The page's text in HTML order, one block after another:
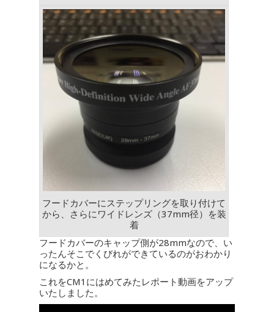
フードカバーにステップリングを取り付けて
から、さらにワイドレンズ（37mm径）を装
着
フードカバーのキャップ側が28mmなので、い
ったんそこでくびれができているのがおわかり
になるかと。
これをCM1にはめてみたレポート動画をアップ
いたしました。